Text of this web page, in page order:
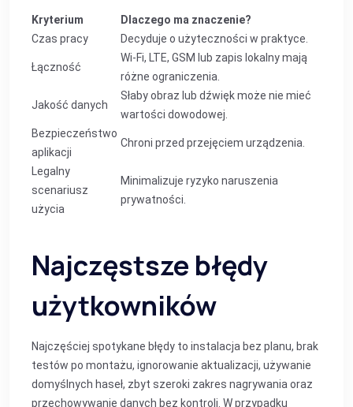
Kryterium
Dlaczego ma znaczenie?
Czas pracy
Decyduje o użyteczności w praktyce.
Łączność
Wi‑Fi, LTE, GSM lub zapis lokalny mają
różne ograniczenia.
Jakość danych
Słaby obraz lub dźwięk może nie mieć
wartości dowodowej.
Bezpieczeństwo
aplikacji
Chroni przed przejęciem urządzenia.
Legalny
scenariusz
użycia
Minimalizuje ryzyko naruszenia
prywatności.
Najczęstsze błędy
użytkowników
Najczęściej spotykane błędy to instalacja bez planu, brak
testów po montażu, ignorowanie aktualizacji, używanie
domyślnych haseł, zbyt szeroki zakres nagrywania oraz
przechowywanie danych bez kontroli. W przypadku